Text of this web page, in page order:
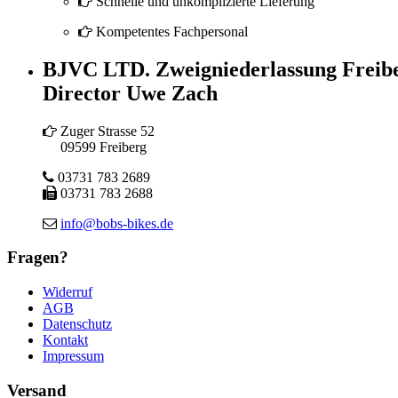
Kompetentes Fachpersonal
BJVC LTD. Zweigniederlassung
Director Uwe Zach
Zuger Strasse 52
09599 Freiberg
03731 783 2689
03731 783 2688
info@bobs-bikes.de
Fragen?
Widerruf
AGB
Datenschutz
Kontakt
Impressum
Versand